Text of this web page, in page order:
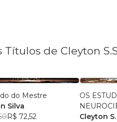
Títulos de Cleyton
O legado do Mestre
Silva
R$ 72,52
OS
VOLTADA
Cleyton